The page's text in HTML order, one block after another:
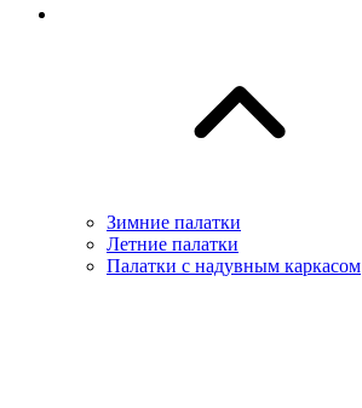
Зимние палатки
Летние палатки
Палатки с надувным каркасом